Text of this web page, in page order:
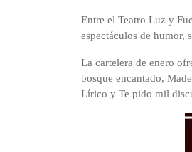
Entre el Teatro Luz y
espectáculos de humor,
La cartelera de enero
bosque encantado,
Lírico y Te pido mil